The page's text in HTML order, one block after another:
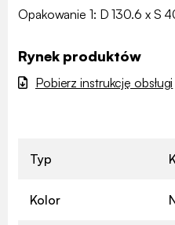
Opakowanie 1: D 130.6 x S
Rynek produktów
Pobierz instrukcję obsługi
Typ
Kolor